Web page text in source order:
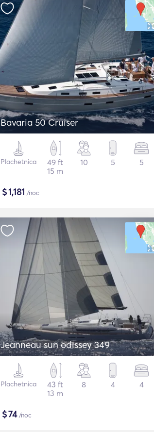
Bavaria 50 Cruiser
Plachetnica
49 ft
15 m
10 5 5
$1,181 /noc
Jeanneau sun odissey 349
Plachetnica
43 ft
13 m
8 4 4
$74/noc